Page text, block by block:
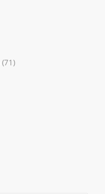
(71)